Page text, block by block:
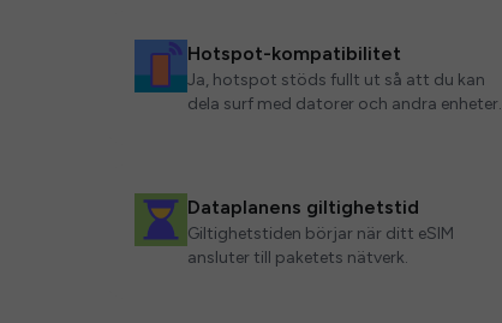
Hotspot-kompatibilitet
Ja, hotspot stöds fullt ut så att du kan
dela surf med datorer och andra enheter.
Dataplanens giltighetstid
Giltighetstiden börjar när ditt eSIM
ansluter till paketets nätverk.